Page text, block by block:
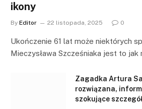
ikony
By Editor 22 listopada, 2025 0
Ukończenie 61 lat może niektórych
Mieczysława Szcześniaka jest to
Zagadka Artura
rozwiązana,
szokujące